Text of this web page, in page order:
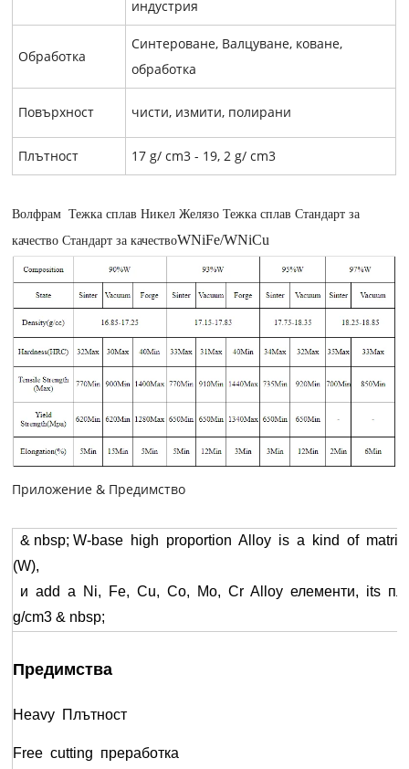
индустрия
Обработка
Синтероване, Валцуване, коване,
обработка
Повърхност чисти, измити, полирани
Плътност 17 g/ cm3 - 19, 2 g/ cm3
Волфрам Тежка сплав Никел Желязо Тежка сплав Стандарт за
качество Стандарт за качествоWNiFe/WNiCu
Приложение & Предимство
& nbsp; W-base high proportion Alloy is a kind of
(W),
и add a Ni, Fe, Cu, Co, Mo, Cr Alloy елементи, its
g/cm3 & nbsp;
Предимства
Heavy Плътност
Free cutting преработка